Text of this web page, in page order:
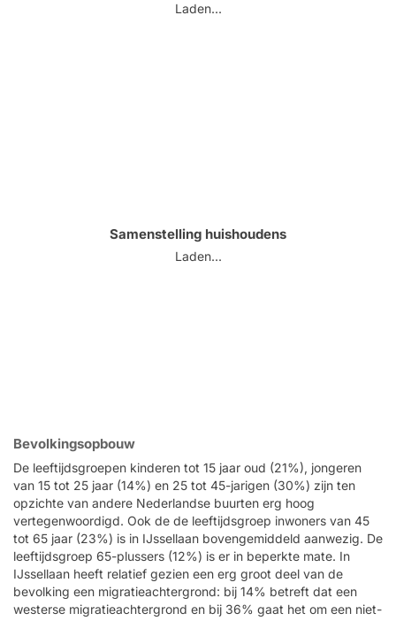
Laden...
Samenstelling huishoudens
Laden...
Bevolkingsopbouw
De leeftijdsgroepen kinderen tot 15 jaar oud (21%), jongeren
van 15 tot 25 jaar (14%) en 25 tot 45-jarigen (30%) zijn ten
opzichte van andere Nederlandse buurten erg hoog
vertegenwoordigd. Ook de de leeftijdsgroep inwoners van 45
tot 65 jaar (23%) is in IJssellaan bovengemiddeld aanwezig. De
leeftijdsgroep 65-plussers (12%) is er in beperkte mate. In
IJssellaan heeft relatief gezien een erg groot deel van de
bevolking een migratieachtergrond: bij 14% betreft dat een
westerse migratieachtergrond en bij 36% gaat het om een niet-